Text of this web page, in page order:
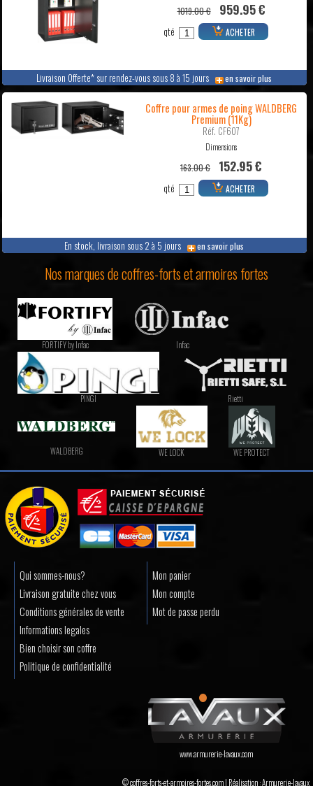
Livraison Offerte* sur rendez-vous sous 8 à 15 jours en savoir plus
1019.00 € 959.95 €
qté ACHETER
En stock, livraison sous 2 à 5 jours en savoir plus
Coffre pour armes de poing WALDBERG
Premium (11Kg)
Réf. CF607
Dimensions
163.00 € 152.95 €
qté ACHETER
Nos marques de coffres-forts et armoires fortes
FORTIFY by Infac Infac
PINGI Rietti
WALDBERG WE LOCK WE PROTECT
Qui sommes-nous?
Livraison gratuite chez vous
Conditions générales de vente
Informations legales
Bien choisir son coffre
Politique de confidentialité
Mon panier
Mon compte
Mot de passe perdu
www.armurerie-lavaux.com
© coffres-forts-et-armoires-fortes.com | Réalisation :Armurerie-lavaux